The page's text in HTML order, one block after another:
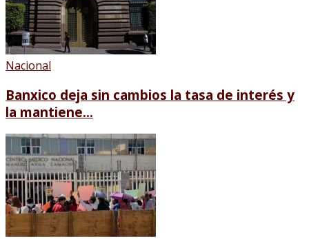
Nacional
Banxico deja sin cambios la tasa de interés y
la mantiene...